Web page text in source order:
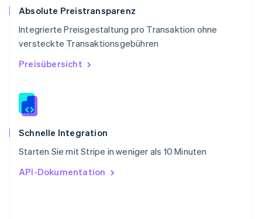
Absolute Preistransparenz
Integrierte Preisgestaltung pro Transaktion ohne
versteckte Transaktionsgebühren
Preisübersicht
Schnelle Integration
Starten Sie mit Stripe in weniger als 10 Minuten
API-Dokumentation
Slowakei
Slowenien
EnglishItaliano
Sonderverwaltungsregion Hongkong,
Spanien
Thailand
ไทยEnglish
English
English